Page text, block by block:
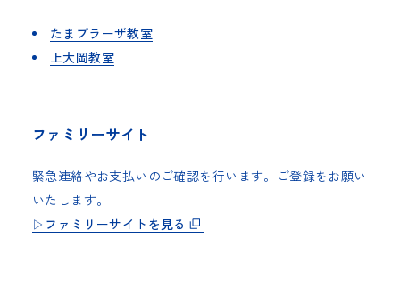
たまプラーザ教室
上大岡教室
ファミリーサイト
緊急連絡やお支払いのご確認を行います。ご登録をお願い
いたします。
▷ファミリーサイトを見る